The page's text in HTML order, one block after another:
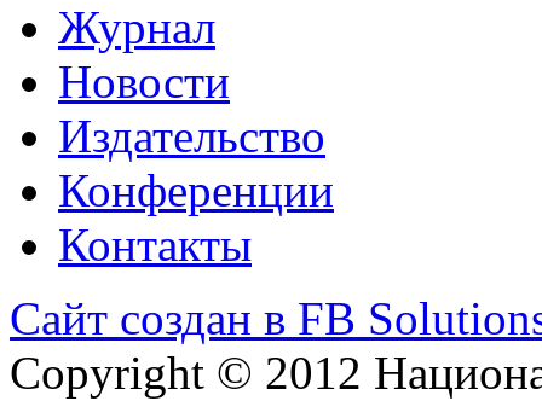
Журнал
Новости
Издательство
Конференции
Контакты
Сайт создан в FB
Copyright © 2012